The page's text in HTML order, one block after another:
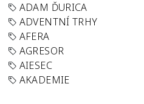
ADAM ĎURICA
ADVENTNÍ TRHY
AFERA
AGRESOR
AIESEC
AKADEMIE